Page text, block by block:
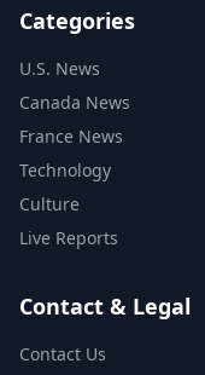
Categories
U.S. News
Canada News
France News
Technology
Culture
Live Reports
Contact & Legal
Contact Us